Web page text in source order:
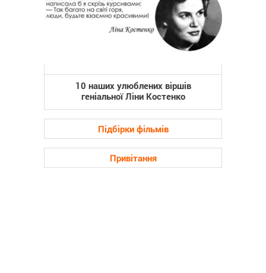
10 наших улюблених віршів
геніальної Ліни Костенко
Підбірки фільмів
Привітання